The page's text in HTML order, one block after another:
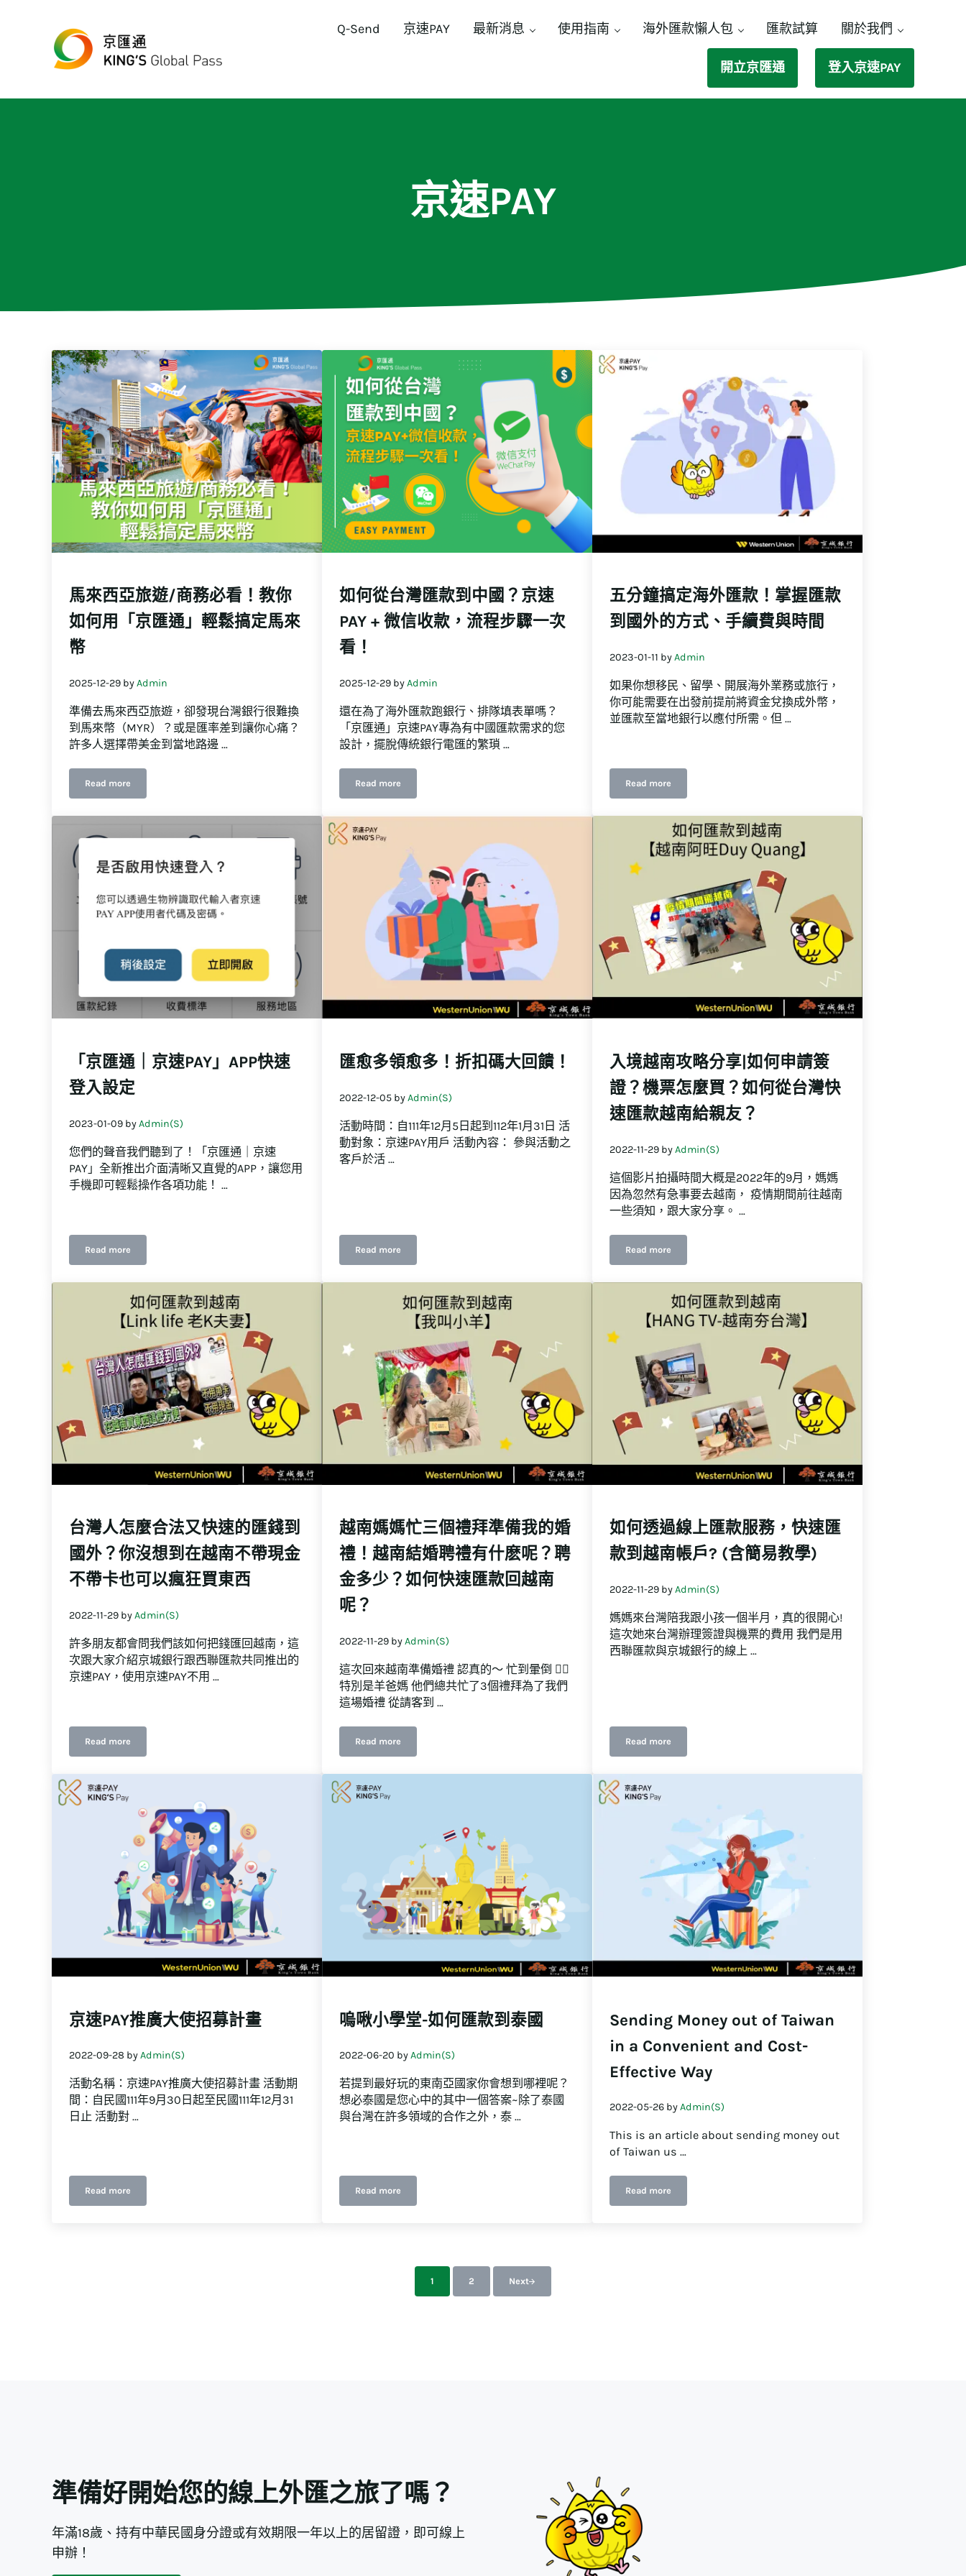
Q-Send 京速PAY 最新消息 使用指南 海外匯款懶人包 匯款試算 關於我們
開立京匯通 登入京速PAY
京速PAY
馬來西亞旅遊/商務必看！教你
如何用「京匯通」輕鬆搞定馬來
幣
2025-12-29 byAdmin
準備去馬來西亞旅遊，卻發現台灣銀行很難換
到馬來幣（MYR）？或是匯率差到讓你心痛？
許多人選擇帶美金到當地路邊 …
Read more馬來西亞旅遊/商務必看！教你如何用「京匯通」輕鬆搞定馬來幣
如何從台灣匯款到中國？京速
PAY + 微信收款，流程步驟一次
看！
2025-12-29 byAdmin
還在為了海外匯款跑銀行、排隊填表單嗎？
「京匯通」京速PAY專為有中國匯款需求的您
設計，擺脫傳統銀行電匯的繁瑣 …
Read more如何從台灣匯款到中國？京速PAY + 微信收款，流程步驟一次看！
五分鐘搞定海外匯款！掌握匯款
到國外的方式、手續費與時間
2023-01-11 byAdmin
如果你想移民、留學、開展海外業務或旅行，
你可能需要在出發前提前將資金兌換成外幣，
並匯款至當地銀行以應付所需。但 …
Read more五分鐘搞定海外匯款！掌握匯款到國外的方式、手續費與時間
「京匯通｜京速PAY」APP快速
登入設定
2023-01-09 byAdmin(S)
您們的聲音我們聽到了！「京匯通｜京速
PAY」全新推出介面清晰又直覺的APP，讓您用
手機即可輕鬆操作各項功能！ …
Read more「京匯通｜京速PAY」APP快速登入設定
匯愈多領愈多！折扣碼大回饋！
2022-12-05 byAdmin(S)
活動時間：自111年12月5日起到112年1月31日 活
動對象：京速PAY用戶 活動內容： 參與活動之
客戶於活 …
Read more匯愈多領愈多！折扣碼大回饋！
入境越南攻略分享|如何申請簽
證？機票怎麼買？如何從台灣快
速匯款越南給親友？
2022-11-29 byAdmin(S)
這個影片拍攝時間大概是2022年的9月，媽媽
因為忽然有急事要去越南， 疫情期間前往越南
一些須知，跟大家分享。 …
Read more入境越南攻略分享|如何申請簽證？機票怎麼買？如何從台灣快速匯款越南給
台灣人怎麼合法又快速的匯錢到
國外？你沒想到在越南不帶現金
不帶卡也可以瘋狂買東西
2022-11-29 byAdmin(S)
許多朋友都會問我們該如何把錢匯回越南，這
次跟大家介紹京城銀行跟西聯匯款共同推出的
京速PAY，使用京速PAY不用 …
Read more台灣人怎麼合法又快速的匯錢到國外？你沒想到在越南不帶現金不帶卡也可以瘋狂買東西
越南媽媽忙三個禮拜準備我的婚
禮！越南結婚聘禮有什麽呢？聘
金多少？如何快速匯款回越南
呢？
2022-11-29 byAdmin(S)
這次回來越南準備婚禮 認真的～ 忙到暈倒 😵‍💫
特別是羊爸媽 他們總共忙了3個禮拜為了我們
這場婚禮 從請客到 …
Read more越南媽媽忙三個禮拜準備我的婚禮！越南結婚聘禮有什麽呢？聘金多少？如何快速匯款回越南呢？
如何透過線上匯款服務，快速匯
款到越南帳戶? (含簡易教學)
2022-11-29 byAdmin(S)
媽媽來台灣陪我跟小孩一個半月，真的很開心!
這次她來台灣辦理簽證與機票的費用 我們是用
西聯匯款與京城銀行的線上 …
Read more如何透過線上匯款服務，快速匯款到越南帳戶? (含簡易教學)
京速PAY推廣大使招募計畫
2022-09-28 byAdmin(S)
活動名稱：京速PAY推廣大使招募計畫 活動期
間：自民國111年9月30日起至民國111年12月31
日止 活動對 …
Read more京速PAY推廣大使招募計畫
嗚啾小學堂-如何匯款到泰國
2022-06-20 byAdmin(S)
若提到最好玩的東南亞國家你會想到哪裡呢？
想必泰國是您心中的其中一個答案~除了泰國
與台灣在許多領域的合作之外，泰 …
Read more嗚啾小學堂-如何匯款到泰國
Sending Money out of Taiwan
in a Convenient and Cost-
Effective Way
2022-05-26 byAdmin(S)
This is an article about sending money out
of Taiwan us …
Read moreSending Money out of Taiwan in a Convenient and Cost-Effective Way
前往指定頁數
1 前往指定頁數
2 Next
準備好開始您的線上外匯之旅了嗎？
年滿18歲、持有中華民國身分證或有效期限一年以上的居留證，即可線上
申辦！